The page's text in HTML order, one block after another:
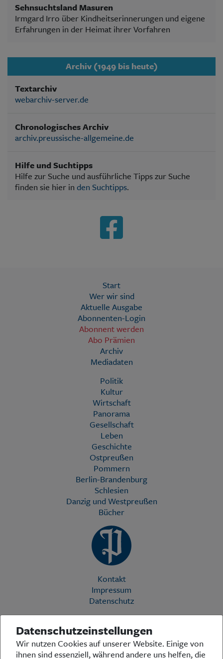
Sehnsuchtsland Masuren
Irmgard Irro über Kindheitserinnerungen und eigene
Erfahrungen in der Heimat ihrer Vorfahren
Archiv (1949 bis heute)
Textarchiv
webarchiv-server.de
Chronologisches Archiv
archiv.preussische-allgemeine.de
Hilfe und Suchtipps
Hilfe zur Suche und ausführliche Tipps zur Suche
finden sie hier in den Suchtipps.
Start
Wer wir sind
Aktuelle Ausgabe
Abonnenten-Login
Abonnent werden
Abo Prämien
Archiv
Mediadaten
Politik
Kultur
Wirtschaft
Panorama
Gesellschaft
Leben
Geschichte
Ostpreußen
Pommern
Berlin-Brandenburg
Schlesien
Danzig und Westpreußen
Bücher
Kontakt
Impressum
Datenschutz
Die Preußische Allgemeine Zeitung (PAZ) ist eine einzigartige Stimme
in der deutschen Medienlandschaft. Woche für Woche berichtet sie
über das aktuelle Zeitgeschehen in Politik, Kultur und Wirtschaft und
Datenschutzeinstellungen
Wir nutzen Cookies auf unserer Website. Einige von
ihnen sind essenziell, während andere uns helfen, die